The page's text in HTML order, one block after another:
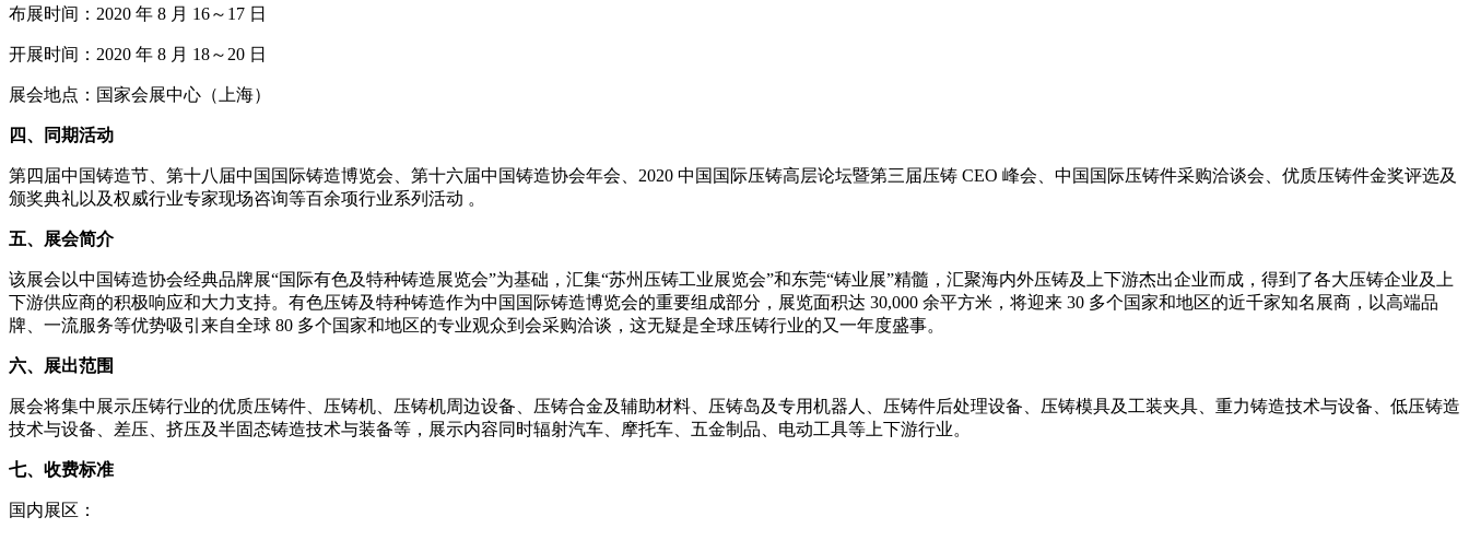
布展时间：2020 年 8 月 16～17 日
开展时间：2020 年 8 月 18～20 日
展会地点：国家会展中心（上海）
四、同期活动
第四届中国铸造节、第十八届中国国际铸造博览会、第十六届中国铸造协会年会、2020 中国国际压铸高层论坛暨第三届压铸 CEO 峰会、中国国际压铸件采购洽谈会、优质压铸件金奖评选及
颁奖典礼以及权威行业专家现场咨询等百余项行业系列活动 。
五、展会简介
该展会以中国铸造协会经典品牌展“国际有色及特种铸造展览会”为基础，汇集“苏州压铸工业展览会”和东莞“铸业展”精髓，汇聚海内外压铸及上下游杰出企业而成，得到了各大压铸企业及上
下游供应商的积极响应和大力支持。有色压铸及特种铸造作为中国国际铸造博览会的重要组成部分，展览面积达 30,000 余平方米，将迎来 30 多个国家和地区的近千家知名展商，以高端品
牌、一流服务等优势吸引来自全球 80 多个国家和地区的专业观众到会采购洽谈，这无疑是全球压铸行业的又一年度盛事。
六、展出范围
展会将集中展示压铸行业的优质压铸件、压铸机、压铸机周边设备、压铸合金及辅助材料、压铸岛及专用机器人、压铸件后处理设备、压铸模具及工装夹具、重力铸造技术与设备、低压铸造
技术与设备、差压、挤压及半固态铸造技术与装备等，展示内容同时辐射汽车、摩托车、五金制品、电动工具等上下游行业。
七、收费标准
国内展区：